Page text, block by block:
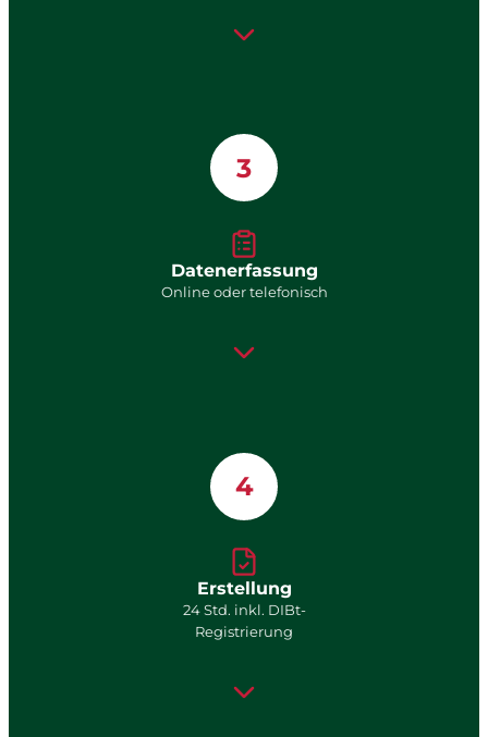
3
Datenerfassung
Online oder telefonisch
4
Erstellung
24 Std. inkl. DIBt-
Registrierung